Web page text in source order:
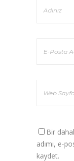
Bir
adımı, e-
kaydet.